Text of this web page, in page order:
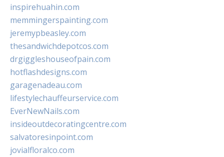
inspirehuahin.com
memmingerspainting.com
jeremypbeasley.com
thesandwichdepotcos.com
drgiggleshouseofpain.com
hotflashdesigns.com
garagenadeau.com
lifestylechauffeurservice.com
EverNewNails.com
insideoutdecoratingcentre.com
salvatoresinpoint.com
jovialfloralco.com